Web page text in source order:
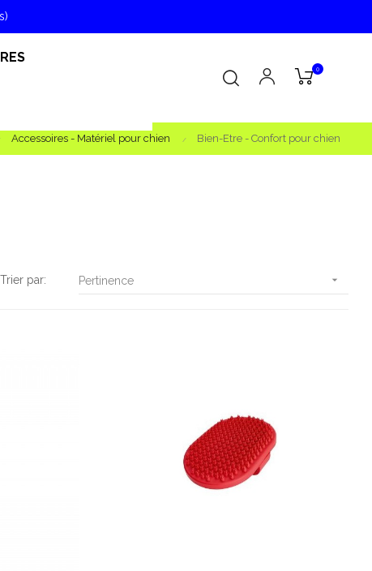
0
Accessoires - Matériel pour chien Bien-Etre - Confort pour chien
Trier par: Pertinence 